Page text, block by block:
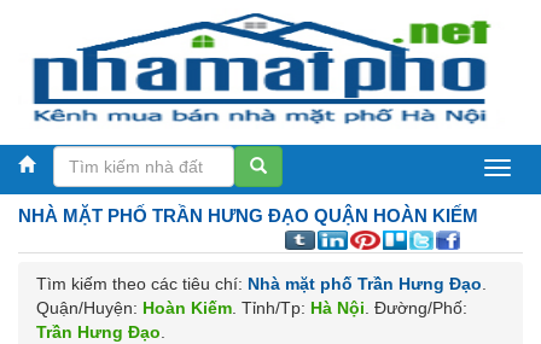
NHÀ MẶT PHỐ TRẦN HƯNG ĐẠO QUẬN HOÀN KIẾM
Tìm kiếm theo các tiêu chí: Nhà mặt phố Trần Hưng Đạo
Quận/Huyện: Hoàn Kiếm . Tỉnh/Tp: Hà Nội . Đường/Phố:
Trần Hưng Đạo